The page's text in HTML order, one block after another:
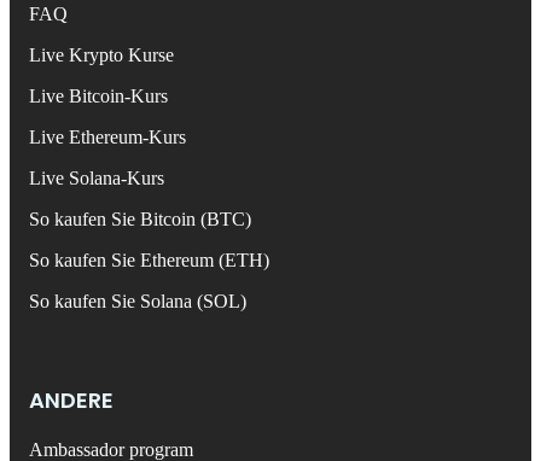
FAQ
Live Krypto Kurse
Live Bitcoin-Kurs
Live Ethereum-Kurs
Live Solana-Kurs
So kaufen Sie Bitcoin (BTC)
So kaufen Sie Ethereum (ETH)
So kaufen Sie Solana (SOL)
ANDERE
Ambassador program